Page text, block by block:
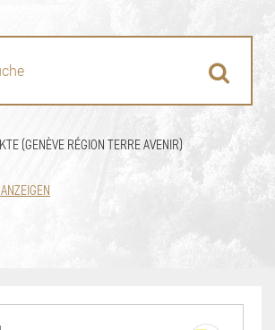
(GENÈVE RÉGION TERRE AVENIR)